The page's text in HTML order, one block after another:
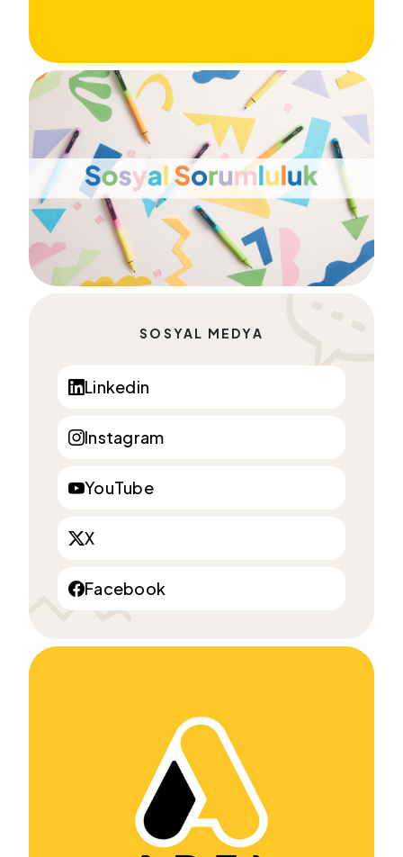
SOSYAL MEDYA
Linkedin
Instagram
YouTube
X
Facebook